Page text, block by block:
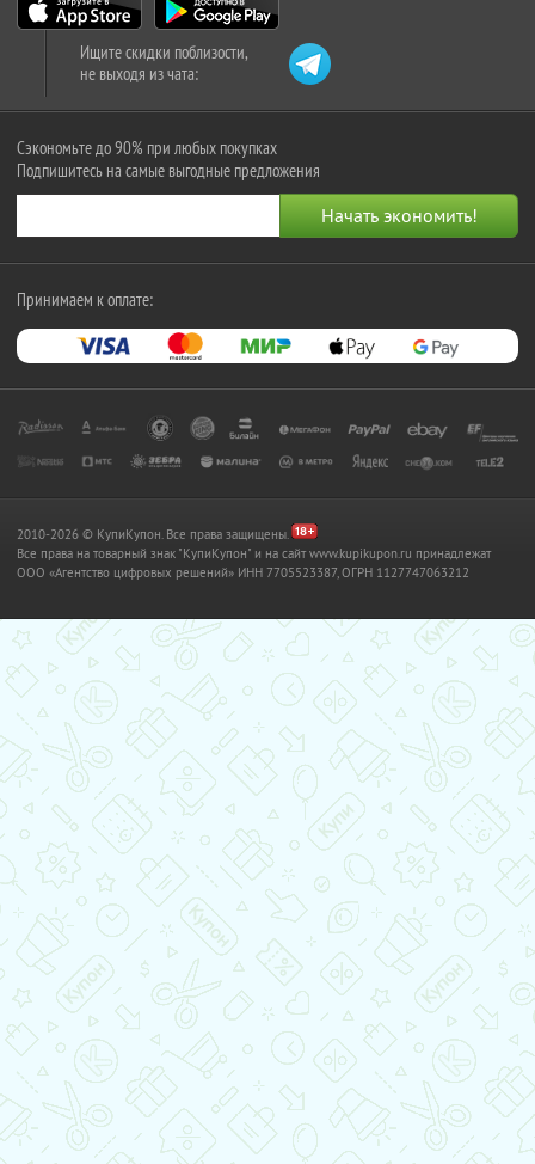
Ищите скидки поблизости,
не выходя из чата:
Сэкономьте до 90% при любых покупках
Подпишитесь на самые выгодные предложения
Принимаем к оплате:
2010-2026 © КупиКупон. Все права защищены.
Все права на товарный знак "КупиКупон" и на сайт www.kupikupon.ru принадлежат
OOO «Агентство цифровых решений» ИНН 7705523387, ОГРН 1127747063212